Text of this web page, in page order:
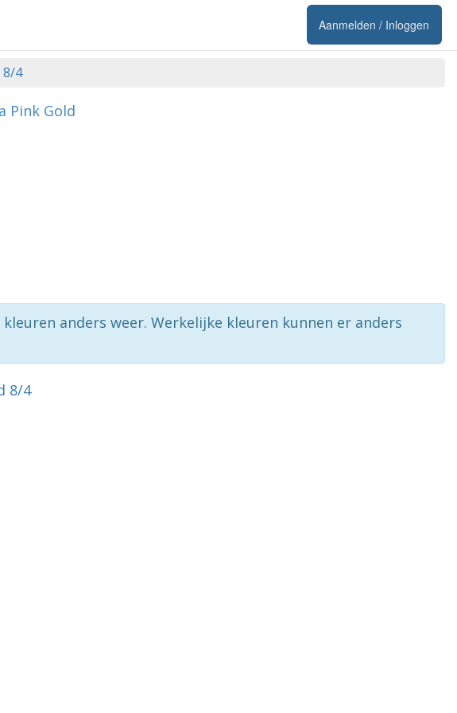
Aanmelden / Inloggen
8/4
Pink Gold
anders weer. Werkelijke kleuren kunnen er anders
8/4